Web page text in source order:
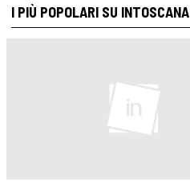
I PIÙ POPOLARI SU INTOSCANA